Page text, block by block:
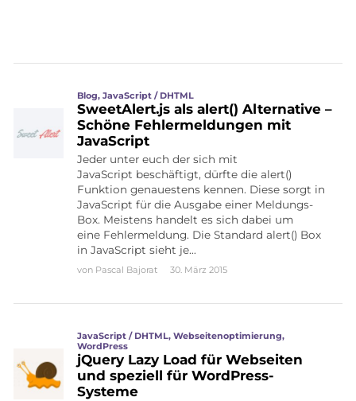
Blog,JavaScript / DHTML
SweetAlert.js als alert() Alternative –
Schöne Fehlermeldungen mit
JavaScript
Jeder unter euch der sich mit
JavaScript beschäftigt, dürfte die alert()
Funktion genauestens kennen. Diese sorgt in
JavaScript für die Ausgabe einer Meldungs-
Box. Meistens handelt es sich dabei um
eine Fehlermeldung. Die Standard alert() Box
in JavaScript sieht je…
von Pascal Bajorat 30. März 2015
JavaScript / DHTML,Webseitenoptimierung,
WordPress
jQuery Lazy Load für Webseiten
und speziell für WordPress-
Systeme